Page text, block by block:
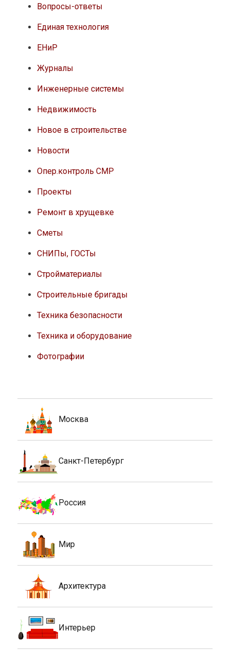
Вопросы-ответы
Единая технология
ЕНиР
Журналы
Инженерные системы
Недвижимость
Новое в строительстве
Новости
Опер.контроль СМР
Проекты
Ремонт в хрущевке
Сметы
СНИПы, ГОСТы
Стройматериалы
Строительные бригады
Техника безопасности
Техника и оборудование
Фотографии
Москва
Санкт-Петербург
Россия
Мир
Архитектура
Интерьер